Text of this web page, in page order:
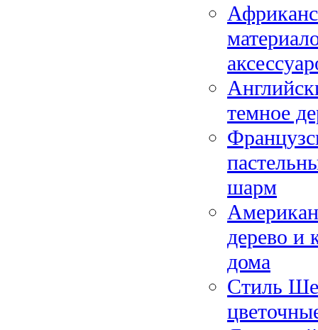
темное
шарм
дерево и
дома
Стиль